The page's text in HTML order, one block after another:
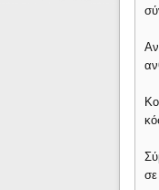
σε